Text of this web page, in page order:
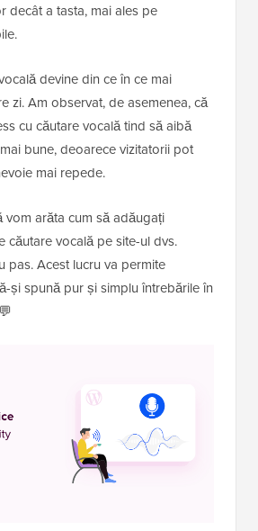
decât a tasta, mai ales pe
devine din ce în ce mai
zi. Am observat, de asemenea, că
cu căutare vocală tind să aibă
bune, deoarece vizitatorii pot
mai repede.
vom arăta cum să adăugați
căutare vocală pe site-ul dvs.
pas. Acest lucru va permite
și spună pur și simplu întrebările în